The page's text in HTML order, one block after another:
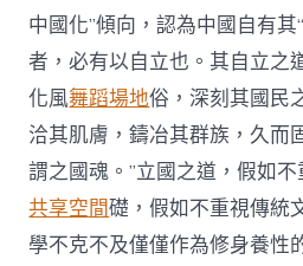
中國化”傾向，認為中國自有其
者，必有以自立也。其自立之
化風舞蹈場地俗，深刻其國民
洽其肌膚，鑄冶其群族，久而
謂之國魂。”立國之道，假如
共享空間礎，假如不重視傳統
學不克不及僅僅作為修身養性